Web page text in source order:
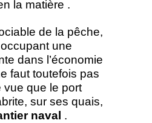
la matière .
de la pêche,
une
dans l’économie
faut toutefois pas
vue que le port
sur ses quais,
naval .